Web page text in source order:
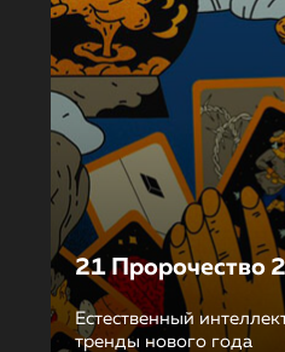
21 Пророчество
Естественный
тренды нового года